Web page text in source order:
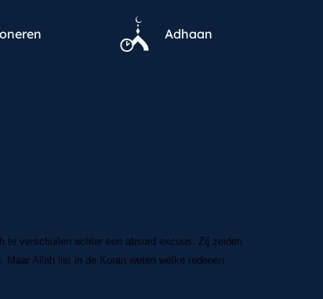
Adhaan
te verschuilen achter een absurd excuus. Zij zeiden
Allah liet in de Koran weten welke redenen